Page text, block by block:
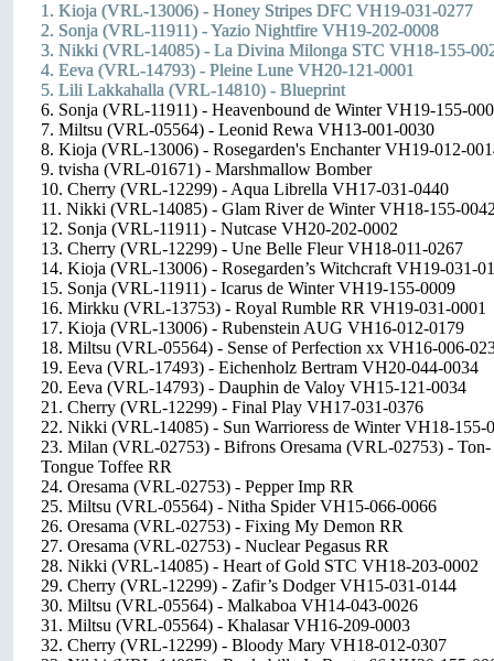
1. Kioja (VRL-13006) - Honey Stripes DFC VH19-031-0277
2. Sonja (VRL-11911) - Yazio Nightfire VH19-202-0008
3. Nikki (VRL-14085) - La Divina Milonga STC VH18-155-
4. Eeva (VRL-14793) - Pleine Lune VH20-121-0001
5. Lili Lakkahalla (VRL-14810) - Blueprint
6. Sonja (VRL-11911) - Heavenbound de Winter VH19-155-
7. Miltsu (VRL-05564) - Leonid Rewa VH13-001-0030
8. Kioja (VRL-13006) - Rosegarden's Enchanter VH19-012-
9. tvisha (VRL-01671) - Marshmallow Bomber
10. Cherry (VRL-12299) - Aqua Librella VH17-031-0440
11. Nikki (VRL-14085) - Glam River de Winter VH18-155-
12. Sonja (VRL-11911) - Nutcase VH20-202-0002
13. Cherry (VRL-12299) - Une Belle Fleur VH18-011-0267
14. Kioja (VRL-13006) - Rosegarden’s Witchcraft VH19-031-
15. Sonja (VRL-11911) - Icarus de Winter VH19-155-0009
16. Mirkku (VRL-13753) - Royal Rumble RR VH19-031-0001
17. Kioja (VRL-13006) - Rubenstein AUG VH16-012-0179
18. Miltsu (VRL-05564) - Sense of Perfection xx VH16-006-
19. Eeva (VRL-17493) - Eichenholz Bertram VH20-044-0034
20. Eeva (VRL-14793) - Dauphin de Valoy VH15-121-0034
21. Cherry (VRL-12299) - Final Play VH17-031-0376
22. Nikki (VRL-14085) - Sun Warrioress de Winter VH18-155-
23. Milan (VRL-02753) - Bifrons Oresama (VRL-02753) - Ton-
Tongue Toffee RR
24. Oresama (VRL-02753) - Pepper Imp RR
25. Miltsu (VRL-05564) - Nitha Spider VH15-066-0066
26. Oresama (VRL-02753) - Fixing My Demon RR
27. Oresama (VRL-02753) - Nuclear Pegasus RR
28. Nikki (VRL-14085) - Heart of Gold STC VH18-203-0002
29. Cherry (VRL-12299) - Zafir’s Dodger VH15-031-0144
30. Miltsu (VRL-05564) - Malkaboa VH14-043-0026
31. Miltsu (VRL-05564) - Khalasar VH16-209-0003
32. Cherry (VRL-12299) - Bloody Mary VH18-012-0307